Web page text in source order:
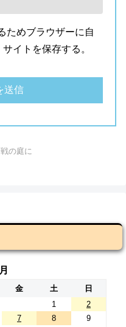
ためブラウザーに自
イトを保存する。
の庭に
金 土
日
1
2
7 8
9